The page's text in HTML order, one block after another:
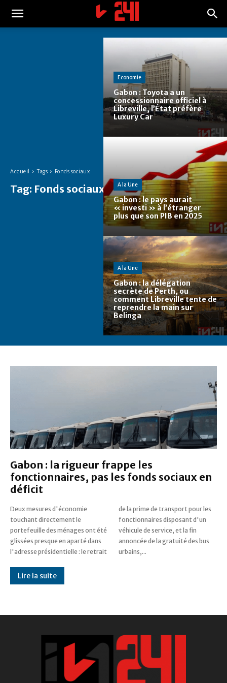
Accueil Tags Fonds sociaux
Tag: Fonds sociaux
Economie
Gabon : Toyota a un
concessionnaire officiel à
Libreville, l’État préfère
Luxury Car
A la Une
Gabon : le pays aurait
« investi » à l’étranger
plus que son PIB en 2025
A la Une
Gabon : la délégation
secrète de Perth, ou
comment Libreville tente de
reprendre la main sur
Belinga
Gabon : la rigueur frappe les
fonctionnaires, pas les fonds sociaux en
déficit
Deux mesures d'économie
touchant directement le
portefeuille des ménages ont été
glissées presque en aparté dans
l'adresse présidentielle : le retrait
de la prime de transport pour les
fonctionnaires disposant d'un
véhicule de service, et la fin
annoncée de la gratuité des bus
urbains,...
Lire la suite